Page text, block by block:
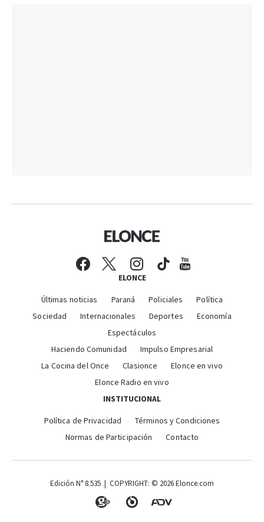
ELONCE
Últimas noticias Paraná Policiales
Política
Sociedad
Internacionales Deportes
Economía
Espectáculos
Haciendo Comunidad
Impulso Empresarial
La Cocina del Once
Clasionce
Elonce en vivo
Elonce Radio en vivo
INSTITUCIONAL
Política de Privacidad
Términos y Condiciones
Normas de Participación
Contacto
Edición N° 8.535 | COPYRIGHT: © 2026 Elonce.com